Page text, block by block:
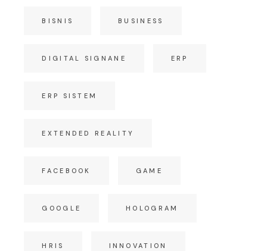
BISNIS BUSINESS
DIGITAL SIGNANE ERP
ERP SISTEM
EXTENDED REALITY
FACEBOOK GAME
GOOGLE HOLOGRAM
HRIS INNOVATION